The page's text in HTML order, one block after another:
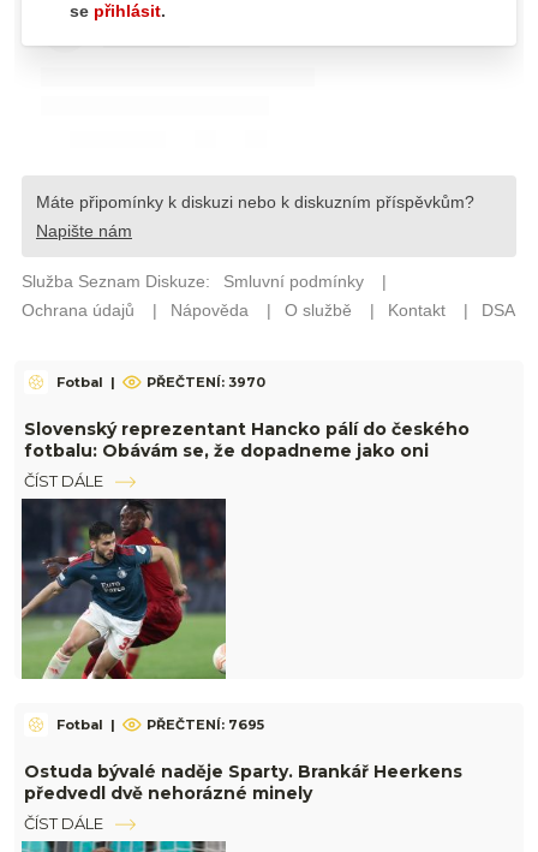
Fotbal | PŘEČTENÍ: 3970
Slovenský reprezentant Hancko pálí do českého
fotbalu: Obávám se, že dopadneme jako oni
ČÍST DÁLE
Fotbal | PŘEČTENÍ: 7695
Ostuda bývalé naděje Sparty. Brankář Heerkens
předvedl dvě nehorázné minely
ČÍST DÁLE